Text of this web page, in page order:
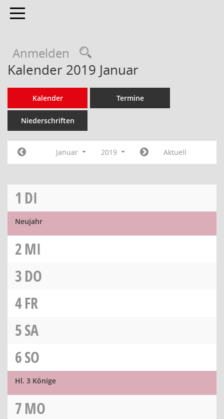
Toggle navigation
Anmelden
Kalender 2019 Januar
Kalender Termine
Niederschriften
Januar 2019 Aktuell
1 DI
Neujahr
2MI
3DO
4FR
5SA
6SO
Hl. 3 Könige
7MO